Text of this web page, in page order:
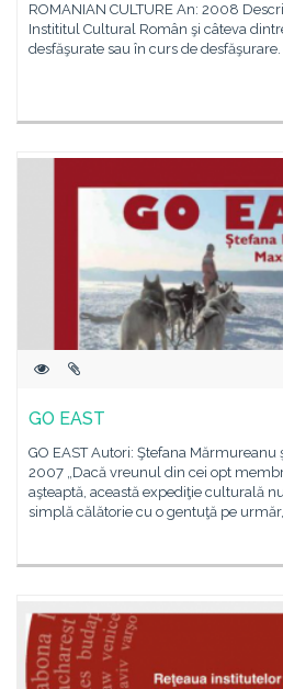
ROMANIAN CULTURE An: 2008
Instititul Cultural Român şi câteva
desfăşurate sau în curs de desfăşurare.
GO EAST
GO EAST Autori: Ştefana Mărmureanu
2007 „Dacă vreunul din cei opt
aşteaptă, această expediţie culturală
simplă călătorie cu o gentuţă pe